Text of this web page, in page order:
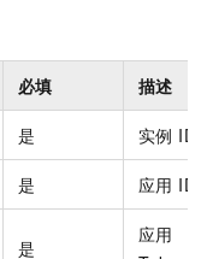
必填 描述
是 实例 ID
是 应用 ID
是
应用